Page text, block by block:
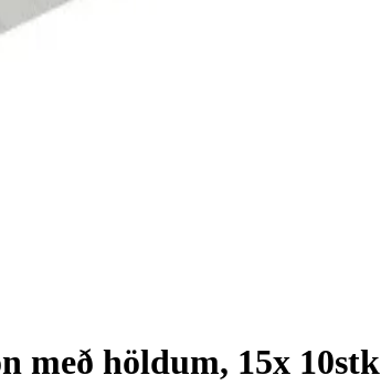
með höldum, 15x 10stk